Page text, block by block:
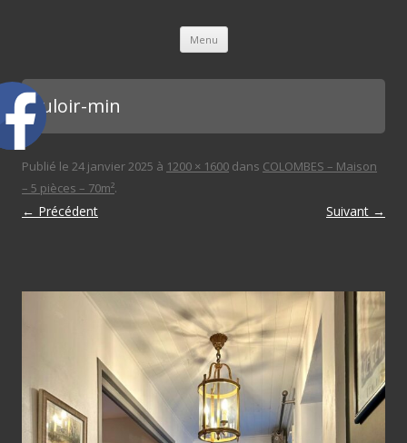
Menu Aller au contenu principal
couloir-min
Publié le 24 janvier 2025 à 1200 × 1600 dans COLOMBES – Maison
– 5 pièces – 70m².
← Précédent Suivant →